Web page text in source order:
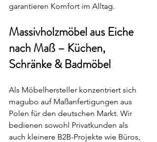
garantieren Komfort im Alltag.
Massivholzmöbel aus Eiche
nach Maß – Küchen,
Schränke & Badmöbel
Als Möbelhersteller konzentriert sich
magubo auf Maßanfertigungen aus
Polen für den deutschen Markt. Wir
bedienen sowohl Privatkunden als
auch kleinere B2B-Projekte wie Büros,